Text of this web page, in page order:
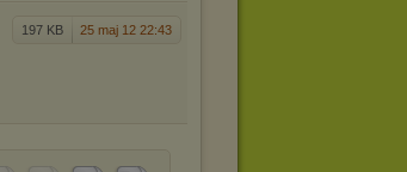
197 KB 25 maj 12 22:43